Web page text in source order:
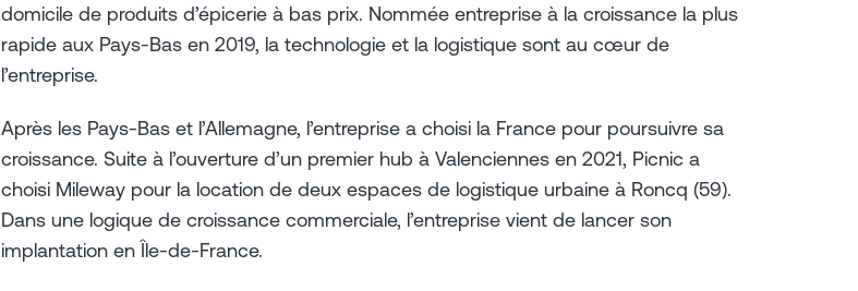
domicile de produits d’épicerie à bas prix. Nommée entreprise à la croissance la plus
rapide aux Pays-Bas en 2019, la technologie et la logistique sont au cœur de
l’entreprise.
Après les Pays-Bas et l’Allemagne, l’entreprise a choisi la France pour poursuivre sa
croissance. Suite à l’ouverture d’un premier hub à Valenciennes en 2021, Picnic a
choisi Mileway pour la location de deux espaces de logistique urbaine à Roncq (59).
Dans une logique de croissance commerciale, l’entreprise vient de lancer son
implantation en Île-de-France.